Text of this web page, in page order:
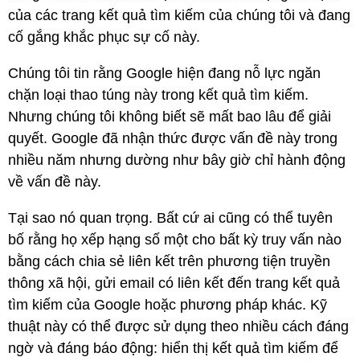
của các trang kết quả tìm kiếm của chúng tôi và đang
cố gắng khắc phục sự cố này.
Chúng tôi tin rằng Google hiện đang nỗ lực ngăn
chặn loại thao túng này trong kết quả tìm kiếm.
Nhưng chúng tôi không biết sẽ mất bao lâu để giải
quyết. Google đã nhận thức được vấn đề này trong
nhiều năm nhưng dường như bây giờ chỉ hành động
về vấn đề này.
Tại sao nó quan trọng. Bất cứ ai cũng có thể tuyên
bố rằng họ xếp hạng số một cho bất kỳ truy vấn nào
bằng cách chia sẻ liên kết trên phương tiện truyền
thông xã hội, gửi email có liên kết đến trang kết quả
tìm kiếm của Google hoặc phương pháp khác. Kỹ
thuật này có thể được sử dụng theo nhiều cách đáng
ngờ và đáng báo động: hiển thị kết quả tìm kiếm để